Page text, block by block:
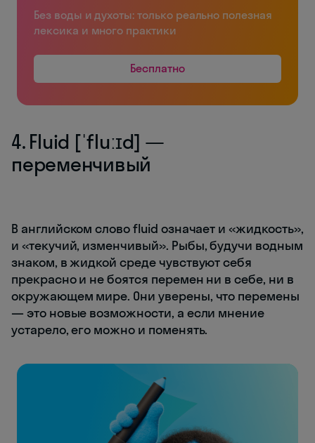
Без воды и духоты: только реально полезная
лексика и много практики
Бесплатно
4. Fluid [ˈfluːɪd] —
переменчивый
В английском слово fluid означает и «жидкость»,
и «текучий, изменчивый». Рыбы, будучи водным
знаком, в жидкой среде чувствуют себя
прекрасно и не боятся перемен ни в себе, ни в
окружающем мире. Они уверены, что перемены
— это новые возможности, а если мнение
устарело, его можно и поменять.